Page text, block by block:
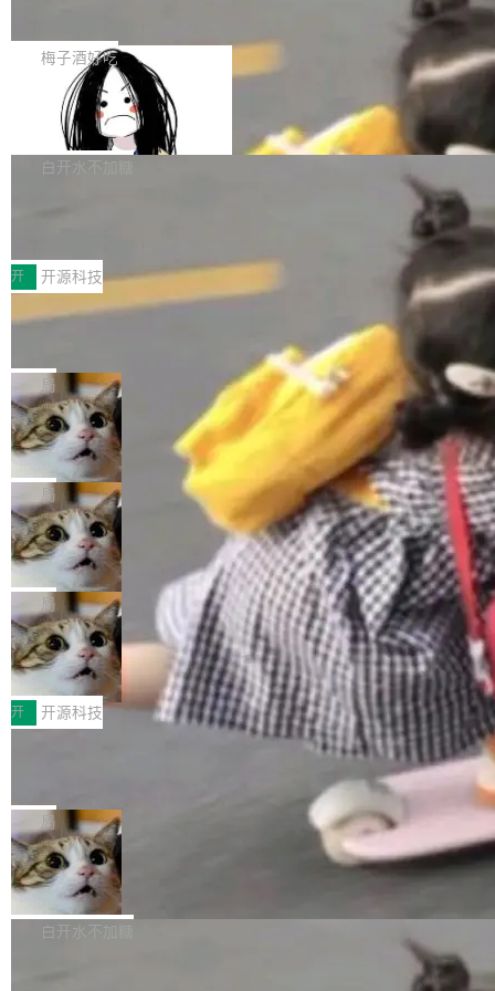
提交的编辑请求也长期处于待处理状态。 Groki
pedia 于去年底上线，定位为由人工智能生成内
容的百科平台，被马斯克视为传统众包百科网站
维基百科的替代方案。Lawfare 调查发现，无论
热门页面还是低关注度页面，均未出现近期更
是这样的：配 MessageSource 的 Bean、写 R
eloadableResourceBundleMessageSource、
声明 LocaleResolver、注册 LocaleChangeInt
erceptor…五六步之后才能看到第一行翻译文
本。 Solon 换了个方式。整个 i18n 模块围绕三
梅子酒好吃
Apache Doris 4.1 全面增强 Iceberg：
支持 UPDATE、MERGE INTO 与 Iceb
erg V3
Apache Doris 4.1 要补齐的，正是缺失的那一
半。在已有查询能力的基础上，Doris 进一步支
常维护操作，并完整支持 Iceberg V3 格式。
白开水不加糖
村国家自主创新示范区会议中心开幕。本届大会
由中关村智联软件服务业质量创新联盟主办，以
“智构可信·质创未来——AI原生时代的质量新范
式”为主题，直面AI从实验室走向规模化产业落地
的核心质量命题。会上，《2026智能研发生产力
工具选型手册》发布，Testin云测的Testin XAge
nt智能测试系统入选AI测试领域代表产品。对CI
O而言，这提示了一个转变：AI测试正在从效率
工具升级为企业的质量基础设施。 CIO面对的新
现实 过去两年，CIO们的焦虑清单上多了两项：
一是如何让大模型和智能体应用安全地从PoC走
向生产，二是如何让测试团队跟得上AI应用...
开 开源科技
让非法状态不可表示：一篇关于 ADT
有一种东西，一旦用过就回不去了。Alex Fedos
eev 管它叫"软件设计的基石"。 他说的东西不新
鲜——代数数据类型（ADT），尤其是和类型
（sum type）。但他说清楚了一件事：这不是类
型系统的学术体操，是日常编码的思维方式。 文
章从一个简单的例子切入。一个网站的深色主题
设置，如果用布尔值 + 可空字段来表示——bool
ean 表示是否可切换，nullable 的默认模式、浅
色方案、深色方案——会产生大量无意义的组
合。方案缺了、配置冲突了、全 null 了。要知道
哪些组合有效，作者说，你得靠"文档、校验、或
者部落知识"。 换个写法。Rust 的 enum，两个
变体：Switchable...
局
Cloudflare 开源内部企业 AI 平台 Clou
dflare OS
Cloudflare 发布了一个开源项目 Cloudflare O
S。如果你只看官方博客，你会觉得这是又一
个"AI 知识库 + 聊天机器人"——每个大厂都在
做，没什么新鲜的。 但 Kenton Varda 在 Twitte
r 上把事情说清楚了： 今天我们发布了 Cloudfla
re OS，一个带连接器的聊天机器人，跟其他所
有科技公司做的一样。只不过，实际上它不一
样。这是 Sandstorm.io 的重制版，我十年前的
那个创业公司。不同的是，这次它构建在 Cloudf
lare Workers 上——我花了九年时间搭建的平台
——并且深度集成了 AI。这基本上是我十年秘密
局
Deno 团队开源 Celld，可自托管的分
布式 Durable Objects
Ryan Dahl 领导的 Deno 团队推出了最新开源项
目 Celld，一个能在自己机器上运行 Cloudflare
Workers 和 Durable Objects 的守护进程。 设
计思路很直接：每个对象是一个独立的 SQLite
数据库，按名称寻址，复制到你自己的 S3 兼容
存储库里。节点之间只通过这个存储库协调——
没有控制平面，没有共识协议。每个对象自带一
个小型数据库，应用天然按分片构建，单个数据
库的竞争和爆炸半径问题在设计层面就被消除
了。 闲置的 cell 会休眠到几乎不占资源。当 cel
l 迁移或唤醒时，新宿主从 S3 恢复 SQLite 数据
库继续执行。存储库是持久化的唯一真相...
局
鲁大师7月新机性能/流畅/AI榜：vivo夺
性能、流畅双第一，三星Galaxy Z系列
新折叠缺席
2026年7月的手机市场，由于存储等硬件成本暴
增，手机厂商的日子也不好过啊，新机速度明显
放缓，因此硝烟味淡了许多。新机参数规格除开
高价的三星折叠（三星Galaxy Z Fold8 Ultra / Z
Fold8 / Z Flip8）外，其余要么是中低端机器，
例如iQOO Z11i、REDMI Note 17、REDMI No
te 17 Pro、OPPO K15，要么是vivo X300 E这
样的次旗舰。 Galaxy Z Fold8 Ultra / Z Fold8 /
Z Flip8三款折叠屏新机均在7月22日发布，且全
部搭载骁龙8 Elite Gen5 for Galaxy，它们本该
开 开源科技
Zed 编辑器团队发布了新项目——DeltaDB，一
个在 git commit 之间记录每一次编辑操作的版
本控制系统。目前处于 Early Access 阶段。 De
ltaDB 的核心思路直接写在 landing page 最显
眼的位置：「Software is made between com
mits」——软件是在 commit 之间写出来的。git
局
SpaceXAI 单季资本开支达 183 亿美元
根据风险投资人Tomer Tunguz 博客（VC 分
析）披露的最新分析与第二季度业绩报告，Spac
白开水不加糖